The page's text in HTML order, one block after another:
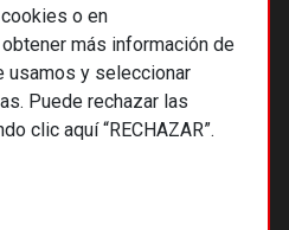
o en
obtener más información de
usamos y seleccionar
Puede rechazar las
clic aquí “RECHAZAR”.
económicas SCCL
de uso